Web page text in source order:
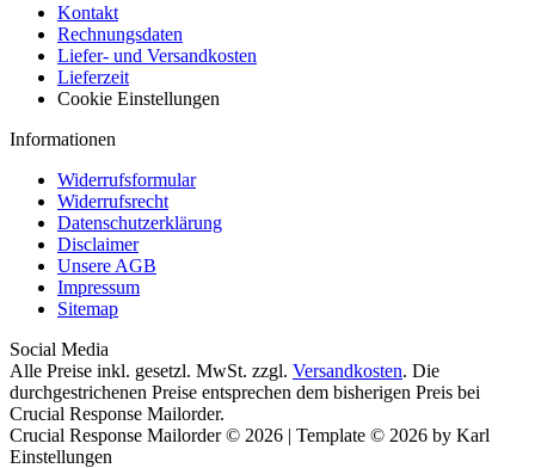
Kontakt
Rechnungsdaten
Liefer- und Versandkosten
Lieferzeit
Cookie Einstellungen
Informationen
Widerrufsformular
Widerrufsrecht
Datenschutzerklärung
Disclaimer
Unsere AGB
Impressum
Sitemap
Social Media
Alle Preise inkl. gesetzl. MwSt. zzgl. Versandkosten. Die
durchgestrichenen Preise entsprechen dem bisherigen Preis bei
Crucial Response Mailorder.
Crucial Response Mailorder © 2026 | Template © 2026 by Karl
Einstellungen